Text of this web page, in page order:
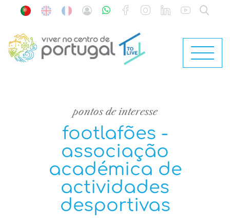
pontos de interesse
footlafões -
associação
académica de
actividades
desportivas